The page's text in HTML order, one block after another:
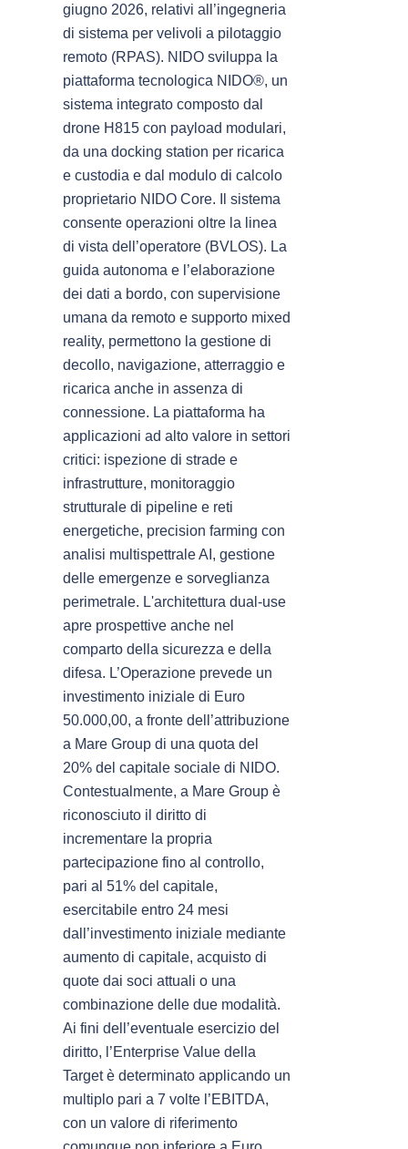
giugno 2026, relativi all’ingegneria
di sistema per velivoli a pilotaggio
remoto (RPAS). NIDO sviluppa la
piattaforma tecnologica NIDO®, un
sistema integrato composto dal
drone H815 con payload modulari,
da una docking station per ricarica
e custodia e dal modulo di calcolo
proprietario NIDO Core. Il sistema
consente operazioni oltre la linea
di vista dell’operatore (BVLOS). La
guida autonoma e l’elaborazione
dei dati a bordo, con supervisione
umana da remoto e supporto mixed
reality, permettono la gestione di
decollo, navigazione, atterraggio e
ricarica anche in assenza di
connessione. La piattaforma ha
applicazioni ad alto valore in settori
critici: ispezione di strade e
infrastrutture, monitoraggio
strutturale di pipeline e reti
energetiche, precision farming con
analisi multispettrale AI, gestione
delle emergenze e sorveglianza
perimetrale. L'architettura dual-use
apre prospettive anche nel
comparto della sicurezza e della
difesa. L’Operazione prevede un
investimento iniziale di Euro
50.000,00, a fronte dell’attribuzione
a Mare Group di una quota del
20% del capitale sociale di NIDO.
Contestualmente, a Mare Group è
riconosciuto il diritto di
incrementare la propria
partecipazione fino al controllo,
pari al 51% del capitale,
esercitabile entro 24 mesi
dall’investimento iniziale mediante
aumento di capitale, acquisto di
quote dai soci attuali o una
combinazione delle due modalità.
Ai fini dell’eventuale esercizio del
diritto, l’Enterprise Value della
Target è determinato applicando un
multiplo pari a 7 volte l’EBITDA,
con un valore di riferimento